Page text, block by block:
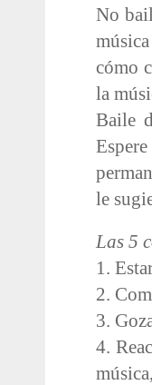
No
cómo
la
Baile
le
Las 5
1.
2.
3.
4.